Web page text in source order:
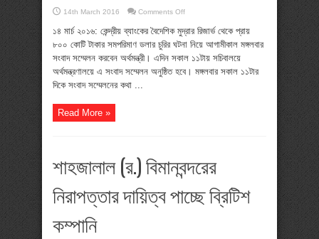
14th March 2016 Comments Offon
চুরি
বিষয়ে
অর্থমন্ত্রীর
সম্মেলন
মঙ্গলবার
১৪ মার্চ ২০১৬: কেন্দ্রীয় ব্যাংকের বৈদেশিক মুদ্রার রিজার্ভ থেকে প্রায়
৮০০ কোটি টাকার সমপরিমাণ ডলার চুরির ঘটনা নিয়ে আগামীকাল মঙ্গলবার
সংবাদ সম্মেলন করবেন অর্থমন্ত্রী। এদিন সকাল ১১টায় সচিবালয়ে
অর্থমন্ত্রণালয়ে এ সংবাদ সম্মেলন অনুষ্ঠিত হবে। মঙ্গলবার সকাল ১১টার
দিকে সংবাদ সম্মেলনের কথা ...
Read More »
শাহজালাল (র.) বিমানবন্দরের
নিরাপত্তার দায়িত্ব পাচ্ছে ব্রিটিশ
কম্পানি